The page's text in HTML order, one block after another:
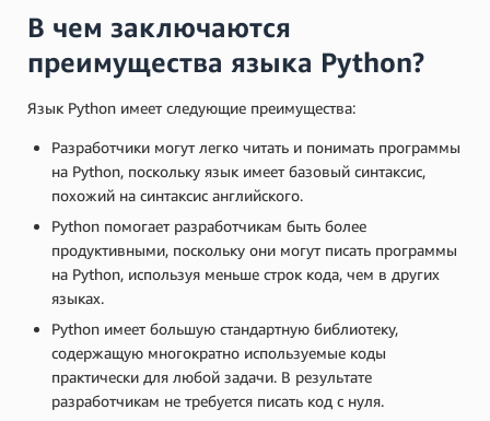
В чем заключаются
преимущества языка Python?
Язык Python имеет следующие преимущества:
Разработчики могут легко читать и понимать программы
на Python, поскольку язык имеет базовый синтаксис,
похожий на синтаксис английского.
Python помогает разработчикам быть более
продуктивными, поскольку они могут писать программы
на Python, используя меньше строк кода, чем в других
языках.
Python имеет большую стандартную библиотеку,
содержащую многократно используемые коды
практически для любой задачи. В результате
разработчикам не требуется писать код с нуля.